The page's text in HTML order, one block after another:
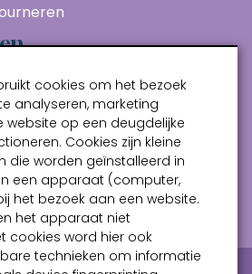
17:00
17:00
17:00
17:00
17:00
cookies om het bezoek
analyseren, marketing
website op een deugdelijke
Cookies zijn kleine
die worden geïnstalleerd in
een apparaat (computer,
het bezoek aan een website.
het apparaat niet
cookies word hier ook
technieken om informatie